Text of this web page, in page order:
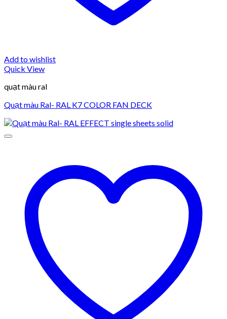
Add to wishlist
Quick View
quạt màu ral
Quạt màu Ral- RAL K7 COLOR FAN DECK